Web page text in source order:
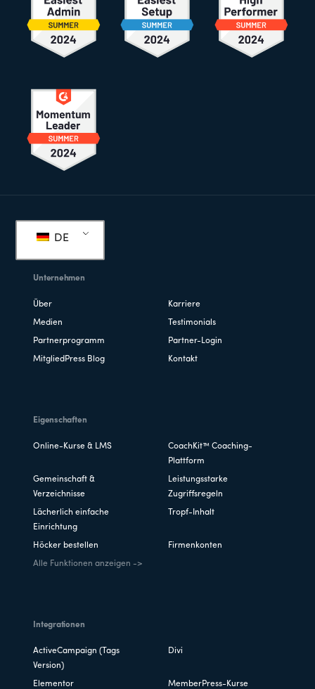
DE
Unternehmen
Über Karriere
Medien Testimonials
Partnerprogramm Partner-Login
MitgliedPress Blog Kontakt
Eigenschaften
Online-Kurse & LMS
CoachKit™ Coaching-
Plattform
Gemeinschaft &
Verzeichnisse
Leistungsstarke
Zugriffsregeln
Lächerlich einfache
Einrichtung
Tropf-Inhalt
Höcker bestellen Firmenkonten
Alle Funktionen anzeigen ->
Integrationen
ActiveCampaign (Tags
Version)
Divi
Elementor MemberPress-Kurse